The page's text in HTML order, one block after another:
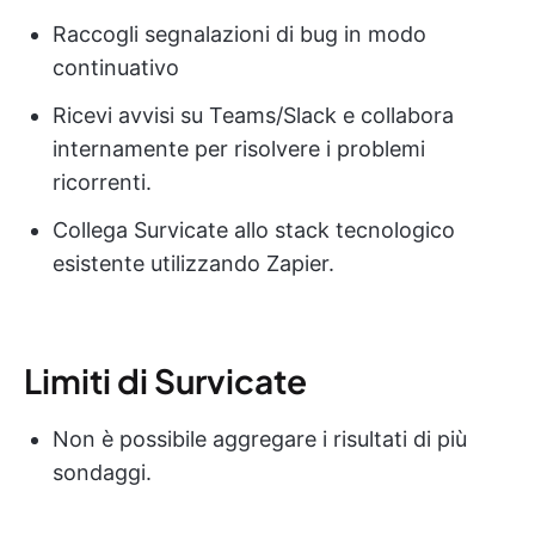
Raccogli segnalazioni di bug in modo
continuativo
Ricevi avvisi su Teams/Slack e collabora
internamente per risolvere i problemi
ricorrenti.
Collega Survicate allo stack tecnologico
esistente utilizzando Zapier.
Limiti di Survicate
Non è possibile aggregare i risultati di più
sondaggi.